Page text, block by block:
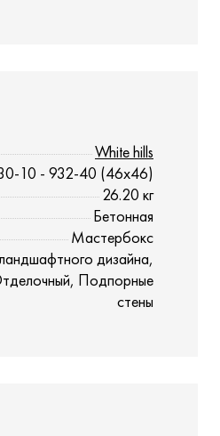
White hills
10 - 932-40 (46x46)
26.20 кг
Бетонная
Мастербокс
дизайна,
Подпорные
стены